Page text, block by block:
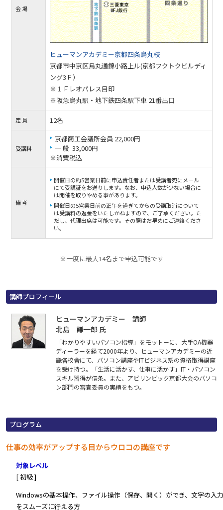
会 場
ヒューマンアカデミー京都四条烏丸校
京都市中京区烏丸通錦小路上ル(京都フクトクビルディ
ング3Ｆ）
※１Ｆレオパレス目印
※阪急烏丸駅・地下鉄四条駅下車 21番出口
定 員 12名
受講料
京都商工会議所会員 22,000円
一 般 33,000円
※消費税込
備 考
開催日の約5営業日前に申込責任者または受講者宛にメール
にて受講証をお送りします。なお、申込人数が少ない場合に
は開催を取りやめる事があります。
開催日の5営業日前の正午を過ぎてからの受講取消について
は受講料の返金をいたしかねますので、ご了承ください。た
だし、代理出席は可能です。その際はお早めにご連絡くださ
い。
※一度に最大14名まで申込可能です
講師プロフィール
ヒューマンアカデミー 講師
北島 謙一郎 氏
「わかりやすいパソコン指導」をモットーに、大手OA機器
ディーラーを経て2000年より、ヒューマンアカデミーの近
畿各校舎にて、パソコン講座やITビジネス系の資格取得講座
を受け持つ。「生活に活かす、仕事に活かす」IT・パソコン
スキル習得が信条。また、アビリンピック京都大会のパソコ
ン部門の審査委員の実績をもつ。
プログラム
仕事の効率がアップする目からウロコの講座です
対象レベル
[ 初級 ]
Windowsの基本操作、ファイル操作（保存、開く）ができ、文字の入力
をスムーズに行える方